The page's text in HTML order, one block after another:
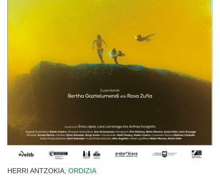
HERRI ANTZOKIA, ORDIZIA